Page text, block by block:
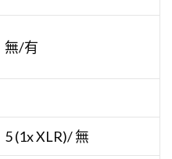
無/有
5 (1x XLR)/ 無